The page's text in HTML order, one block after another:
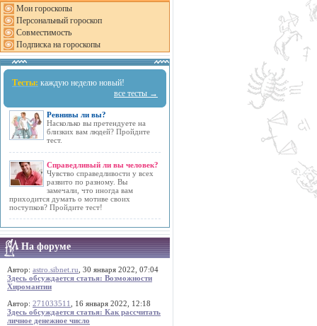
Мои гороскопы
Персональный гороскоп
Совместимость
Подписка на гороскопы
Тесты: каждую неделю новый!
все тесты →
Ревнивы ли вы?
Насколько вы претендуете на
близких вам людей? Пройдите
тест.
Справедливый ли вы человек?
Чувство справедливости у всех
развито по разному. Вы
замечали, что иногда вам
приходится думать о мотиве своих
поступков? Пройдите тест!
На форуме
Автор: astro.sibnet.ru , 30 января 2022, 07:04
Здесь обсуждается статья: Возможности
Хиромантии
Автор: 271033511
, 16 января 2022, 12:18
Здесь обсуждается статья: Как рассчитать
личное денежное число